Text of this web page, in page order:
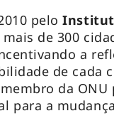
pelo
de 300
a
de cada
da
para a